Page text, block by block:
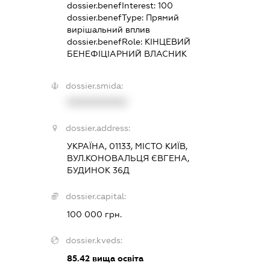
dossier.benefInterest:100
dossier.benefType: Прямий
вирішальний вплив
dossier.benefRole: КІНЦЕВИЙ
БЕНЕФІЦІАРНИЙ ВЛАСНИК
dossier.smida:
dossier.address:
УКРАЇНА, 01133, МІСТО КИЇВ,
ВУЛ.КОНОВАЛЬЦЯ ЄВГЕНА,
БУДИНОК 36Д
dossier.capital:
100 000 грн.
dossier.kveds:
85.42 вища освіта